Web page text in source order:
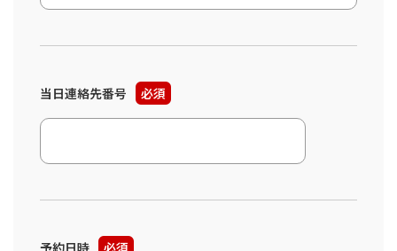
当日連絡先番号 必須
予約日時
必須